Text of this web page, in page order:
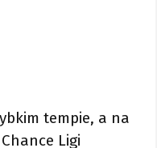
tempie, a na
Ligi